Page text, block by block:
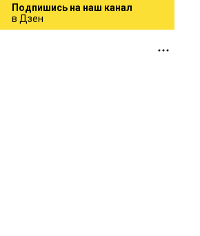
Подпишись на наш канал
в Дзен